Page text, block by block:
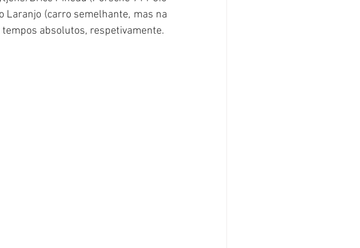
Laranjo (carro semelhante, mas na
tempos absolutos, respetivamente.